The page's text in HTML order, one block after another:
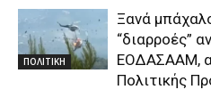
ΠΟΛΙΤΙΚΗ
Ξανά
“διαρροές”
ΕΟΔΑΣΑΑΜ,
Πολιτικής